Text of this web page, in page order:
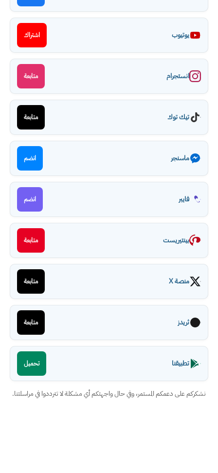
يوتيوب اشتراك
انستجرام متابعة
تيك توك متابعة
ماسنجر انضم
فايبر انضم
بينتيريست متابعة
منصة X متابعة
ثريدز متابعة
تطبيقنا تحميل
نشكركم على دعمكم المستمر، وفي حال واجهتكم أي مشكلة لا تترددوا في مراسلتنا.